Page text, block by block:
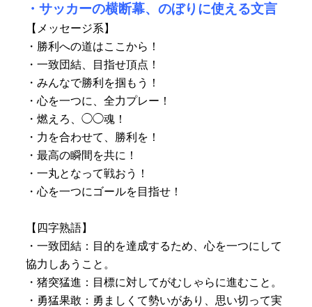
・サッカーの横断幕、のぼりに使える文言
【メッセージ系】
・勝利への道はここから！
・一致団結、目指せ頂点！
・みんなで勝利を掴もう！
・心を一つに、全力プレー！
・燃えろ、◯◯魂！
・力を合わせて、勝利を！
・最高の瞬間を共に！
・一丸となって戦おう！
・心を一つにゴールを目指せ！
【四字熟語】
・一致団結：目的を達成するため、心を一つにして
協力しあうこと。
・猪突猛進：目標に対してがむしゃらに進むこと。
・勇猛果敢：勇ましくて勢いがあり、思い切って実